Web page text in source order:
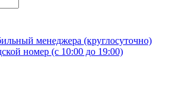
менеджера (круглосуточно)
номер (с 10:00 до 19:00)